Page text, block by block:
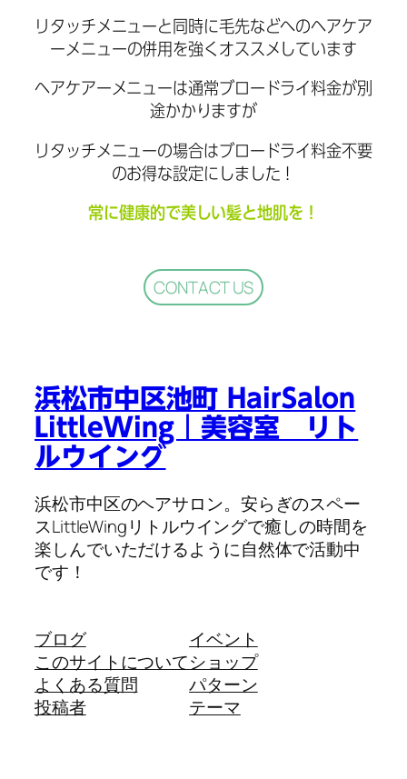
リタッチメニューと同時に毛先などへのヘアケア
ーメニューの併用を強くオススメしています
ヘアケアーメニューは通常ブロードライ料金が別
途かかりますが
リタッチメニューの場合はブロードライ料金不要
のお得な設定にしました！
常に健康的で美しい髪と地肌を！
CONTACT US
浜松市中区池町 HairSalon
LittleWing｜美容室 リト
ルウイング
浜松市中区のヘアサロン。安らぎのスペー
スLittleWingリトルウイングで癒しの時間を
楽しんでいただけるように自然体で活動中
です！
ブログ
このサイトについて
よくある質問
投稿者
イベント
ショップ
パターン
テーマ